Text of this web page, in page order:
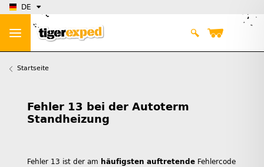
DE
Startseite
Fehler 13 bei der Autoterm
Standheizung
Fehler 13 ist der am häufigsten auftretende Fehlercode